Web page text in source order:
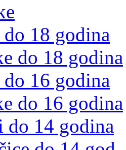
18 godina
do 18 godina
16 godina
do 16 godina
do 14 godina